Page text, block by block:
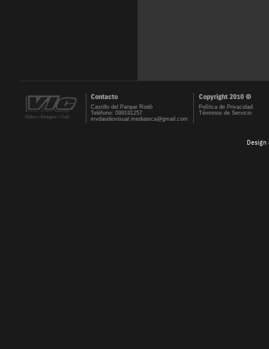
Contacto Copyright 2010 ©
Castillo del Parque Rodó
Teléfono: 099191257
mvdaudiovisual.mediateca@gmail.com
Política de Privacidad
Términos de Servicio